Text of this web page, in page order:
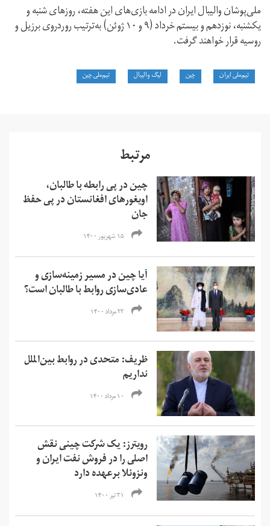
ملی‌پوشان والیبال ایران در ادامه بازی‌های این هفته، روزهای شنبه و
یکشنبه، نوزدهم و بیستم خرداد (۹ و ۱۰ ژوئن) به‌ترتیب روردروی برزیل و
روسیه قرار خواهند گرفت.
تیم‌ملی ایران چین لیگ والیبال تیم‌ملی چین
مرتبط
چین در پی رابطه با طالبان،
اویغورهای افغانستان در پی حفظ
جان
۱۵ شهریور ۱۴۰۰
آیا چین در مسیر زمینه‌سازی و
عادی‌سازی روابط با طالبان است؟
۲۳ مرداد ۱۴۰۰
ظریف: متحدی در روابط بین‌الملل
نداریم
۱۰ مرداد ۱۴۰۰
رویترز: یک شرکت چینی نقش
اصلی را در فروش نفت ایران و
ونزوئلا برعهده دارد
۳۱ تیر ۱۴۰۰